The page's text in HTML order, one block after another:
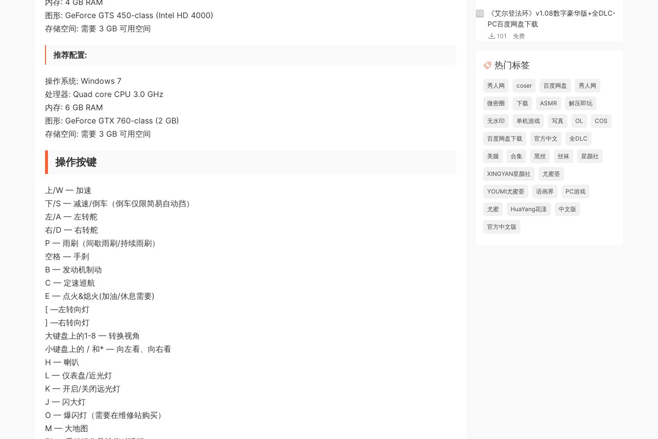
内存: 4 GB RAM
图形: GeForce GTS 450-class (Intel HD 4000)
存储空间: 需要 3 GB 可用空间
推荐配置:
操作系统: Windows 7
处理器: Quad core CPU 3.0 GHz
内存: 6 GB RAM
图形: GeForce GTX 760-class (2 GB)
存储空间: 需要 3 GB 可用空间
操作按键
上/W — 加速
下/S — 减速/倒车（倒车仅限简易自动挡）
左/A — 左转舵
右/D — 右转舵
P — 雨刷（间歇雨刷/持续雨刷）
空格 — 手刹
B — 发动机制动
C — 定速巡航
E — 点火&熄火(加油/休息需要)
[ —左转向灯
] —右转向灯
大键盘上的1-8 — 转换视角
小键盘上的 / 和* — 向左看、向右看
H — 喇叭
L — 仪表盘/近光灯
K — 开启/关闭远光灯
J — 闪大灯
O — 爆闪灯（需要在维修站购买）
M — 大地图
10
《艾尔登法环》v1.08数字豪华版+全DLC-
PC百度网盘下载
101 免费
热门标签
秀人网 coser 百度网盘 秀人网
微密圈 下载 ASMR 解压即玩
无水印 单机游戏 写真 OL COS
百度网盘下载 官方中文 全DLC
美腿 合集 黑丝 丝袜 星颜社
XINGYAN星颜社 尤蜜荟
YOUMI尤蜜荟 语画界 PC游戏
尤蜜 HuaYang花漾 中文版
官方中文版